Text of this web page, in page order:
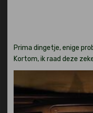
Prima dingetje, enige
Kortom, ik raad deze